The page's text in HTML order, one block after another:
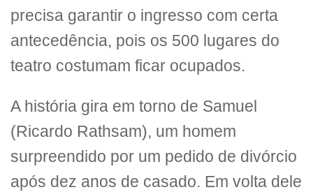
precisa garantir o ingresso com certa
antecedência, pois os 500 lugares do
teatro costumam ficar ocupados.
A história gira em torno de Samuel
(Ricardo Rathsam), um homem
surpreendido por um pedido de divórcio
após dez anos de casado. Em volta dele